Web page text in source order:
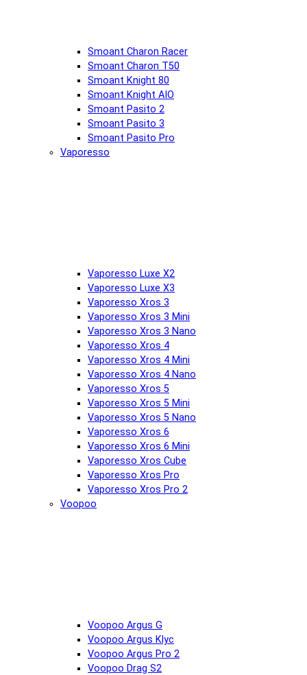
Smoant Charon Racer
Smoant Charon T50
Smoant Knight 80
Smoant Knight AIO
Smoant Pasito 2
Smoant Pasito 3
Smoant Pasito Pro
Vaporesso
Vaporesso Luxe X2
Vaporesso Luxe X3
Vaporesso Xros 3
Vaporesso Xros 3 Mini
Vaporesso Xros 3 Nano
Vaporesso Xros 4
Vaporesso Xros 4 Mini
Vaporesso Xros 4 Nano
Vaporesso Xros 5
Vaporesso Xros 5 Mini
Vaporesso Xros 5 Nano
Vaporesso Xros 6
Vaporesso Xros 6 Mini
Vaporesso Xros Cube
Vaporesso Xros Pro
Vaporesso Xros Pro 2
Voopoo
Voopoo Argus G
Voopoo Argus Klyc
Voopoo Argus Pro 2
Voopoo Drag S2